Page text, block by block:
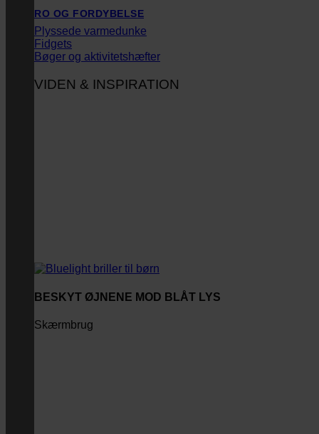
RO OG FORDYBELSE
Plyssede varmedunke
Fidgets
Bøger og aktivitetshæfter
VIDEN & INSPIRATION
BESKYT ØJNENE MOD BLÅT LYS
Skærmbrug